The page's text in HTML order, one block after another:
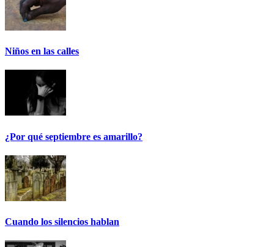
Niños en las calles
¿Por qué septiembre es amarillo?
Cuando los silencios hablan